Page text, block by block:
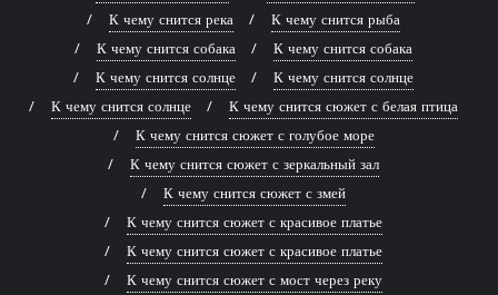
К чему снится река
К чему снится рыба
К чему снится собака
К чему снится собака
К чему снится солнце
К чему снится солнце
К чему снится солнце
К чему снится сюжет с белая птица
К чему снится сюжет с голубое море
К чему снится сюжет с зеркальный зал
К чему снится сюжет с змей
К чему снится сюжет с красивое платье
К чему снится сюжет с красивое платье
К чему снится сюжет с мост через реку